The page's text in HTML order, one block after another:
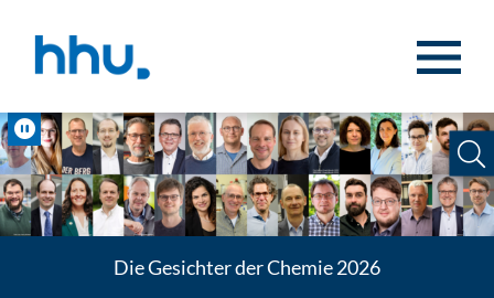
Die Gesichter der Chemie 2026
Pause